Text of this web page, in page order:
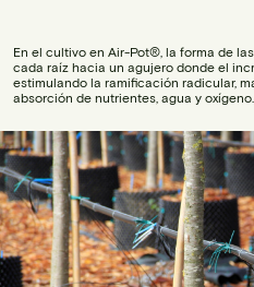
En el cultivo en Air-Pot®, la forma de
cada raíz hacia un agujero donde el
estimulando la ramificación radicular,
absorción de nutrientes, agua y oxígeno.